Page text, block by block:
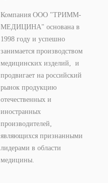
Компания ООО "ТРИММ-
МЕДИЦИНА" основана в
1998 году и успешно
занимается производством
медицинских изделий, и
продвигает на российский
рынок продукцию
отечественных и
иностранных
производителей,
являющихся признанными
лидерами в области
медицины.